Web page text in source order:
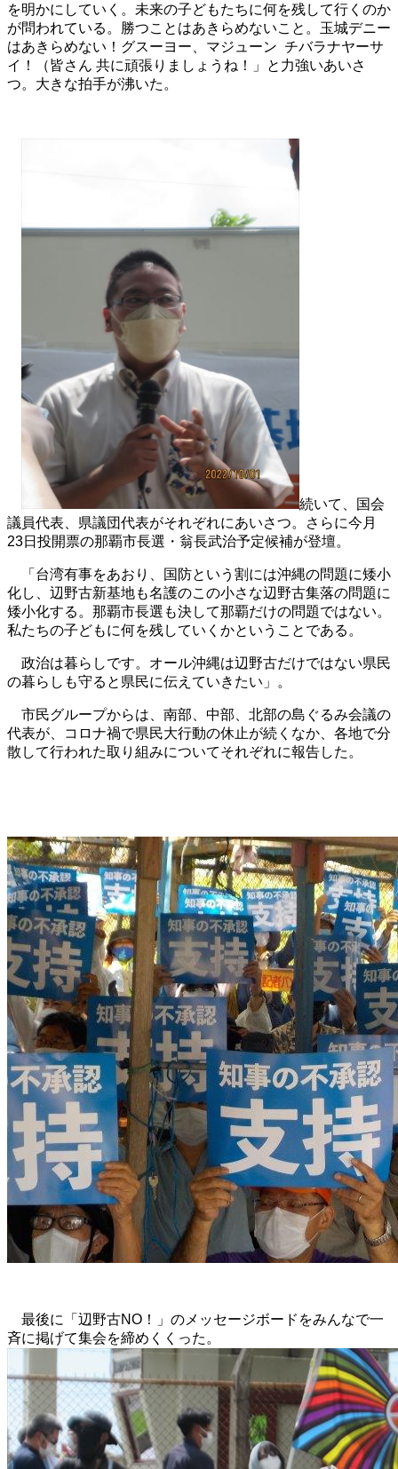
を明かにしていく。未来の子どもたちに何を残して行くのか
が問われている。勝つことはあきらめないこと。玉城デニー
はあきらめない！グスーヨー、マジューン チバラナヤーサ
イ！（皆さん 共に頑張りましょうね！」と力強いあいさ
つ。大きな拍手が沸いた。
続いて、国会
議員代表、県議団代表がそれぞれにあいさつ。さらに今月
23日投開票の那覇市長選・翁長武治予定候補が登壇。
「台湾有事をあおり、国防という割には沖縄の問題に矮小
化し、辺野古新基地も名護のこの小さな辺野古集落の問題に
矮小化する。那覇市長選も決して那覇だけの問題ではない。
私たちの子どもに何を残していくかということである。
政治は暮らしです。オール沖縄は辺野古だけではない県民
の暮らしも守ると県民に伝えていきたい」。
市民グループからは、南部、中部、北部の島ぐるみ会議の
代表が、コロナ禍で県民大行動の休止が続くなか、各地で分
散して行われた取り組みについてそれぞれに報告した。
最後に「辺野古NO！」のメッセージボードをみんなで一
斉に掲げて集会を締めくくった。